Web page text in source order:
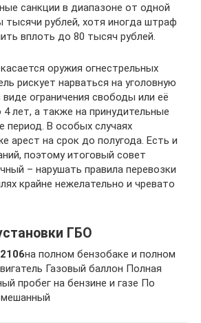
санкции в диапазоне от одной
рублей, хотя иногда штраф
вплоть до 80 тысяч рублей.
оружия огнестрельных
рискует нарваться на уголовную
ограничения свободы или её
лет, а также на принудительные
период. В особых случаях
арест на срок до полугода. Есть и
поэтому итоговый совет
– нарушать правила перевозки
крайне нежелательно и чревато
ГБО
2106на полном бензобаке и полном
Газовый баллон Полная
пробег на бензине и газе По